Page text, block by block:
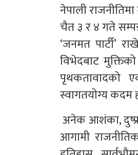
नेपाली
चैत ३ र ४ गते
‘जनमत पार्टी’
विभेदबाट
पृथकतावादको
स्वागतयोग्य कदम
अनेक आशंका,
आगामी